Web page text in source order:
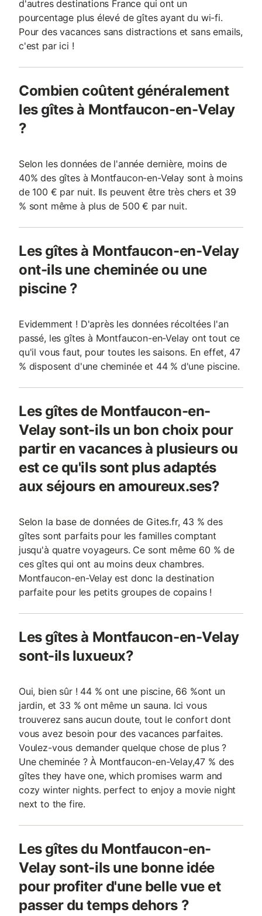
d'autres destinations France qui ont un
pourcentage plus élevé de gîtes ayant du wi-fi.
Pour des vacances sans distractions et sans emails,
c'est par ici !
Combien coûtent généralement
les gîtes à Montfaucon-en-Velay
?
Selon les données de l'année dernière, moins de
40% des gîtes à Montfaucon-en-Velay sont à moins
de 100 € par nuit. Ils peuvent être très chers et 39
% sont même à plus de 500 € par nuit.
Les gîtes à Montfaucon-en-Velay
ont-ils une cheminée ou une
piscine ?
Evidemment ! D'après les données récoltées l'an
passé, les gîtes à Montfaucon-en-Velay ont tout ce
qu'il vous faut, pour toutes les saisons. En effet, 47
% disposent d'une cheminée et 44 % d'une piscine.
Les gîtes de Montfaucon-en-
Velay sont-ils un bon choix pour
partir en vacances à plusieurs ou
est ce qu'ils sont plus adaptés
aux séjours en amoureux.ses?
Selon la base de données de Gites.fr, 43 % des
gîtes sont parfaits pour les familles comptant
jusqu'à quatre voyageurs. Ce sont même 60 % de
ces gîtes qui ont au moins deux chambres.
Montfaucon-en-Velay est donc la destination
parfaite pour les petits groupes de copains !
Les gîtes à Montfaucon-en-Velay
sont-ils luxueux?
Oui, bien sûr ! 44 % ont une piscine, 66 %ont un
jardin, et 33 % ont même un sauna. Ici vous
trouverez sans aucun doute, tout le confort dont
vous avez besoin pour des vacances parfaites.
Voulez-vous demander quelque chose de plus ?
Une cheminée ? À Montfaucon-en-Velay,47 % des
gîtes they have one, which promises warm and
cozy winter nights. perfect to enjoy a movie night
next to the fire.
Les gîtes du Montfaucon-en-
Velay sont-ils une bonne idée
pour profiter d'une belle vue et
passer du temps dehors ?